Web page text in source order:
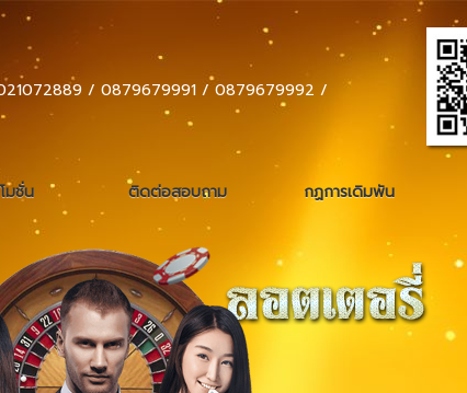
/ 0879679991 / 0879679992 /
มชั่น ติดต่อสอบถาม กฏการเดิมพัน